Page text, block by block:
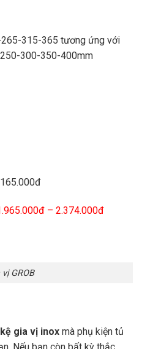
315-365 tương ứng với
300-350-400mm
– 2.374.000đ
GROB
kệ gia vị inox mà phụ kiện tủ